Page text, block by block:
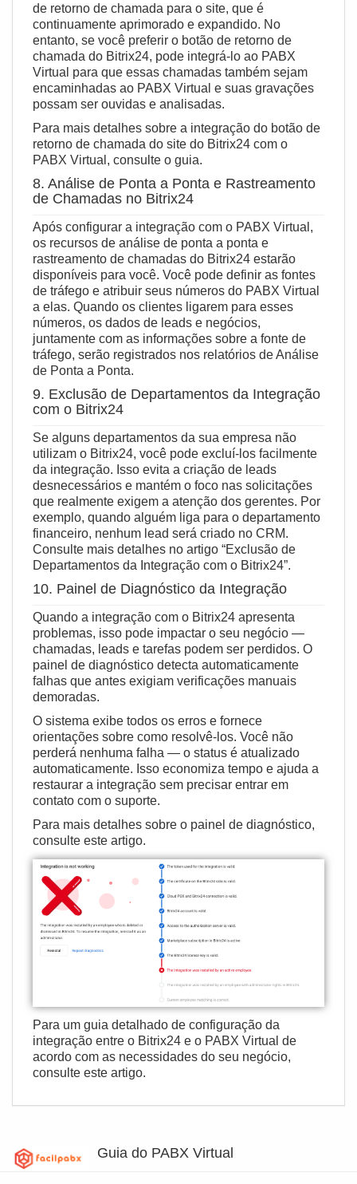
de retorno de chamada para o site, que é
continuamente aprimorado e expandido. No
entanto, se você preferir o botão de retorno de
chamada do Bitrix24, pode integrá‑lo ao PABX
Virtual para que essas chamadas também sejam
encaminhadas ao PABX Virtual e suas gravações
possam ser ouvidas e analisadas.
Para mais detalhes sobre a integração do botão de
retorno de chamada do site do Bitrix24 com o
PABX Virtual, consulte o guia.
8. Análise de Ponta a Ponta e Rastreamento
de Chamadas no Bitrix24
Após configurar a integração com o PABX Virtual,
os recursos de análise de ponta a ponta e
rastreamento de chamadas do Bitrix24 estarão
disponíveis para você. Você pode definir as fontes
de tráfego e atribuir seus números do PABX Virtual
a elas. Quando os clientes ligarem para esses
números, os dados de leads e negócios,
juntamente com as informações sobre a fonte de
tráfego, serão registrados nos relatórios de Análise
de Ponta a Ponta.
9. Exclusão de Departamentos da Integração
com o Bitrix24
Se alguns departamentos da sua empresa não
utilizam o Bitrix24, você pode excluí‑los facilmente
da integração. Isso evita a criação de leads
desnecessários e mantém o foco nas solicitações
que realmente exigem a atenção dos gerentes. Por
exemplo, quando alguém liga para o departamento
financeiro, nenhum lead será criado no CRM.
Consulte mais detalhes no artigo “Exclusão de
Departamentos da Integração com o Bitrix24”.
10. Painel de Diagnóstico da Integração
Quando a integração com o Bitrix24 apresenta
problemas, isso pode impactar o seu negócio —
chamadas, leads e tarefas podem ser perdidos. O
painel de diagnóstico detecta automaticamente
falhas que antes exigiam verificações manuais
demoradas.
O sistema exibe todos os erros e fornece
orientações sobre como resolvê‑los. Você não
perderá nenhuma falha — o status é atualizado
automaticamente. Isso economiza tempo e ajuda a
restaurar a integração sem precisar entrar em
contato com o suporte.
Para mais detalhes sobre o painel de diagnóstico,
consulte este artigo.
Para um guia detalhado de configuração da
integração entre o Bitrix24 e o PABX Virtual de
acordo com as necessidades do seu negócio,
consulte este artigo.
Guia do PABX Virtual